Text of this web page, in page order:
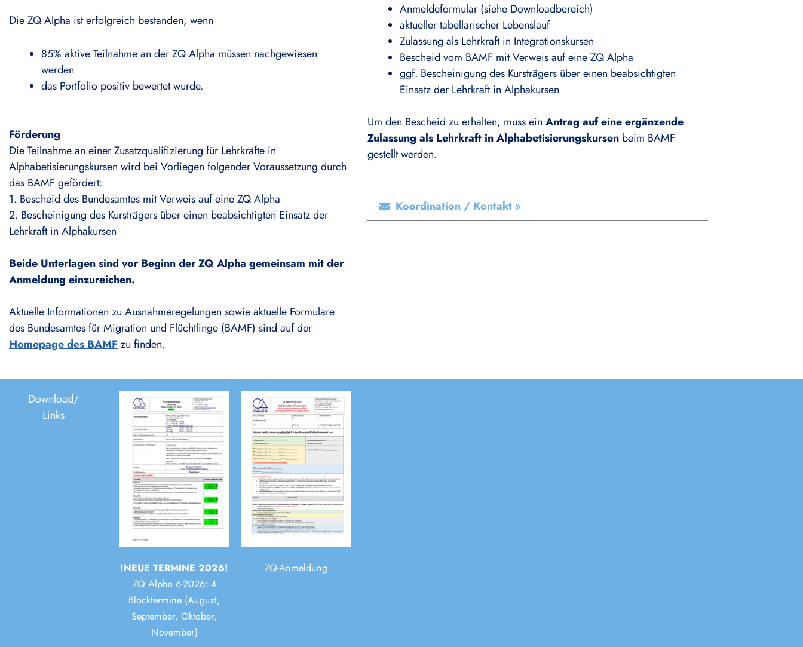
Die ZQ Alpha ist erfolgreich bestanden, wenn
85% aktive Teilnahme an der ZQ Alpha müssen nachgewiesen
werden
das Portfolio positiv bewertet wurde.
Förderung
Die Teilnahme an einer Zusatzqualifizierung für Lehrkräfte in
Alphabetisierungskursen wird bei Vorliegen folgender Voraussetzung durch
das BAMF gefördert:
1. Bescheid des Bundesamtes mit Verweis auf eine ZQ Alpha
2. Bescheinigung des Kursträgers über einen beabsichtigten Einsatz der
Lehrkraft in Alphakursen
Beide Unterlagen sind vor Beginn der ZQ Alpha gemeinsam mit der
Anmeldung einzureichen.
Aktuelle Informationen zu Ausnahmeregelungen sowie aktuelle Formulare
des Bundesamtes für Migration und Flüchtlinge (BAMF) sind auf der
Homepage des BAMFzu finden.
Anmeldeformular (siehe Downloadbereich)
aktueller tabellarischer Lebenslauf
Zulassung als Lehrkraft in Integrationskursen
Bescheid vom BAMF mit Verweis auf eine ZQ Alpha
ggf. Bescheinigung des Kursträgers über einen beabsichtigten
Einsatz der Lehrkraft in Alphakursen
Um den Bescheid zu erhalten, muss ein Antrag auf eine ergänzende
Zulassung als Lehrkraft in Alphabetisierungskursen beim BAMF
gestellt werden.
Koordination / Kontakt »
Download/
Links
!NEUE TERMINE 2026!
ZQ Alpha 6-2026: 4
Blocktermine (August,
September, Oktober,
November)
ZQ-Anmeldung